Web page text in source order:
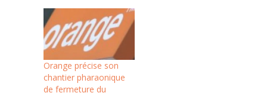
l'ADSL, SFR, Bouygues
Telecom et Free, eux,
veulent le voir baisser.
Le secteur français des
télécoms traverse une
situation délicate.…
Orange précise son
chantier pharaonique
de fermeture du